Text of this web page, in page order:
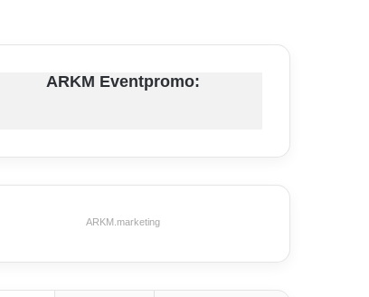
ARKM Eventpromo:
ARKM.marketing